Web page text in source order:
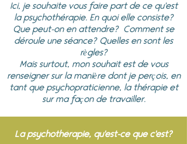
Ici, je souhaite vous faire part de ce qu'est
la psychothérapie. En quoi elle consiste?
Que peut-on en attendre? Comment se
déroule une séance? Quelles en sont les
règles?
Mais surtout, mon souhait est de vous
renseigner sur la manière dont je perçois, en
tant que psychopraticienne, la thérapie et
sur ma façon de travailler.
La psychothérapie, qu'est-ce que c'est?